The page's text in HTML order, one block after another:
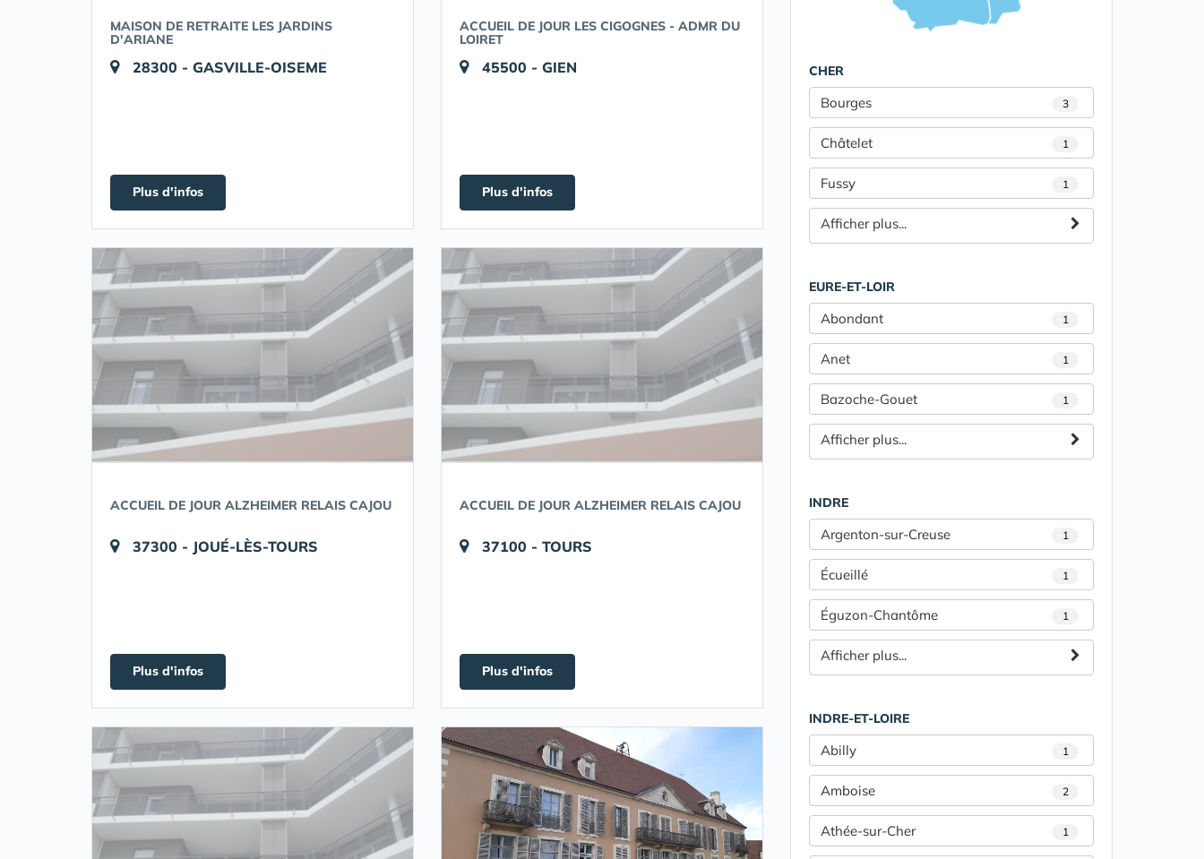
MAISON DE RETRAITE LES JARDINS
D'ARIANE
28300 - GASVILLE-OISEME
Plus d'infos
ACCUEIL DE JOUR LES CIGOGNES - ADMR DU
LOIRET
45500 - GIEN
Plus d'infos
ACCUEIL DE JOUR ALZHEIMER RELAIS CAJOU
37300 - JOUÉ-LÈS-TOURS
Plus d'infos
ACCUEIL DE JOUR ALZHEIMER RELAIS CAJOU
37100 - TOURS
Plus d'infos
CHER
Bourges 3
Châtelet 1
Fussy 1
Afficher plus...
EURE-ET-LOIR
Abondant 1
Anet 1
Bazoche-Gouet 1
Afficher plus...
INDRE
Argenton-sur-Creuse 1
Écueillé 1
Éguzon-Chantôme 1
Afficher plus...
INDRE-ET-LOIRE
Abilly 1
Amboise 2
Athée-sur-Cher 1